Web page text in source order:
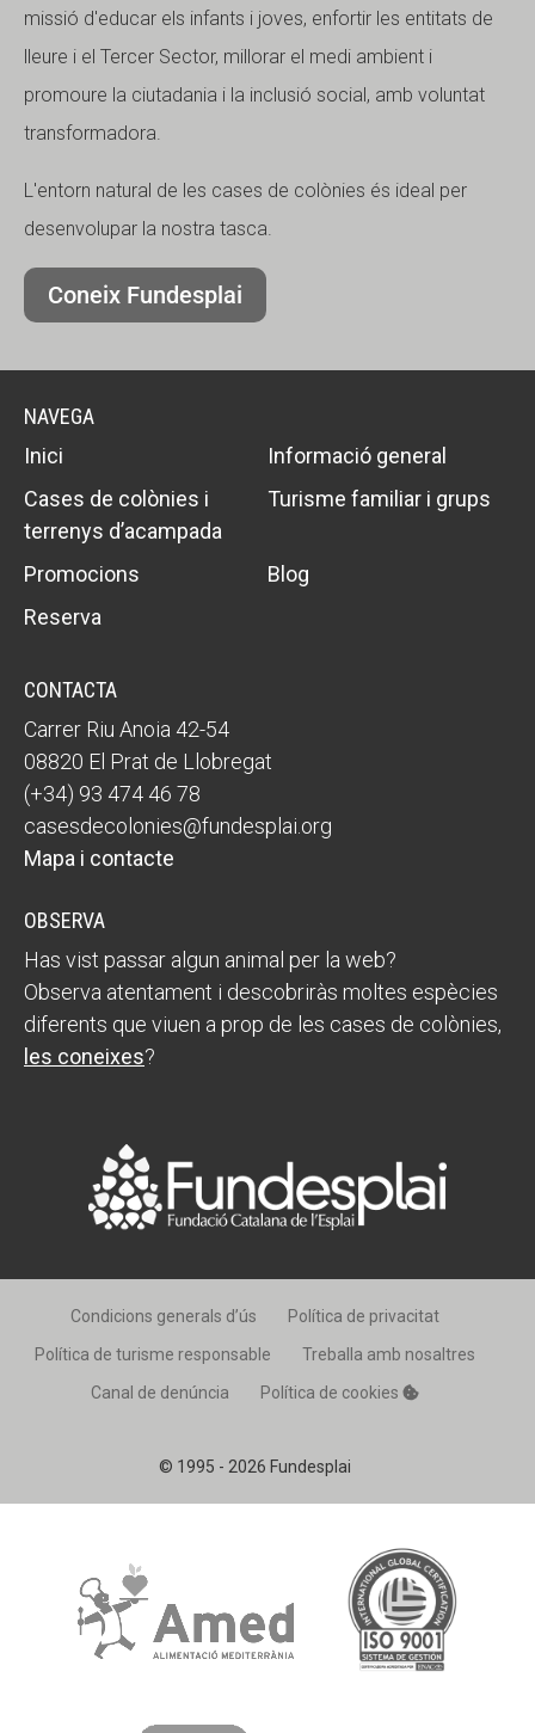
missió d'educar els infants i joves, enfortir les entitats de
lleure i el Tercer Sector, millorar el medi ambient i
promoure la ciutadania i la inclusió social, amb voluntat
transformadora.
L'entorn natural de les cases de colònies és ideal per
desenvolupar la nostra tasca.
Coneix Fundesplai
NAVEGA
Inici
Informació general
Cases de colònies i
terrenys d’acampada
Turisme familiar i grups
Promocions
Blog
Reserva
CONTACTA
Carrer Riu Anoia 42-54
08820 El Prat de Llobregat
(+34) 93 474 46 78
casesdecolonies@fundesplai.org
Mapa i contacte
OBSERVA
Has vist passar algun animal per la web?
Observa atentament i descobriràs moltes espècies
diferents que viuen a prop de les cases de colònies,
les coneixes?
© 1995 - 2026 Fundesplai
Condicions generals d’ús
Política de privacitat
Política de turisme responsable
Treballa amb nosaltres
Canal de denúncia
Política de cookies